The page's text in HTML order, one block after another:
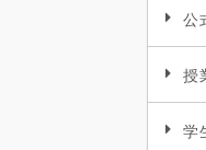
公
授
学